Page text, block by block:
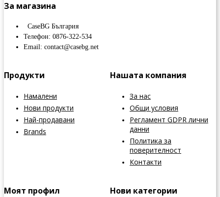
За магазина
CaseBG България
Телефон: 0876-322-534
Email: contact@casebg.net
Продукти
Намалени
Нови продукти
Най-продавани
Brands
Нашата компания
За нас
Общи условия
Регламент GDPR лични
данни
Политика за
поверителност
Контакти
Моят профил Нови категории